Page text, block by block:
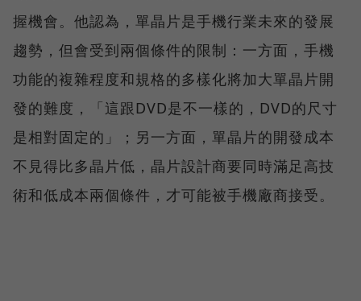
握機會。他認為，單晶片是手機行業未來的發展
趨勢，但會受到兩個條件的限制：一方面，手機
功能的複雜程度和規格的多樣化將加大單晶片開
發的難度，「這跟DVD是不一樣的，DVD的尺寸
是相對固定的」；另一方面，單晶片的開發成本
不見得比多晶片低，晶片設計商要同時滿足高技
術和低成本兩個條件，才可能被手機廠商接受。